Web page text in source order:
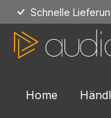
Hauptinhalt
Zur Suche springen
ZurSchnelle
Home